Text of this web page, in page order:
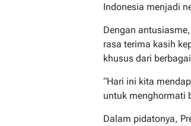
Indonesia menjadi
Dengan
rasa terima kasih
khusus dari
“Hari ini kita
untuk menghormati
Dalam pidatonya,